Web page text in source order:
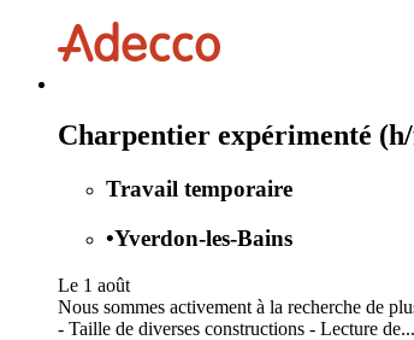
Charpentier expérimenté
Travail temporaire
•Yverdon-les-Bains
Le 1 août
Nous sommes activement à la recherche de
- Taille de diverses constructions - Lecture de...